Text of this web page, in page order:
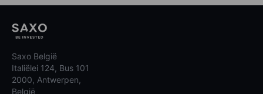
Saxo België
Italiëlei 124, Bus 101
2000, Antwerpen,
België